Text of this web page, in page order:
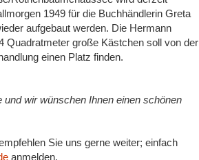
1949 für die Buchhändlerin Greta
aufgebaut werden. Die Hermann
Quadratmeter große Kästchen soll von der
einen Platz finden.
wir wünschen Ihnen einen schönen
Sie uns gerne weiter; einfach
anmelden.